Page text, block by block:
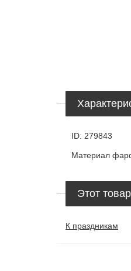
ID: 279843
Материал
Этот
К праздникам